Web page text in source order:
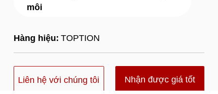
môi
Hàng hiệu: TOPTION
Liên hệ với chúng tôi Nhận được giá tốt